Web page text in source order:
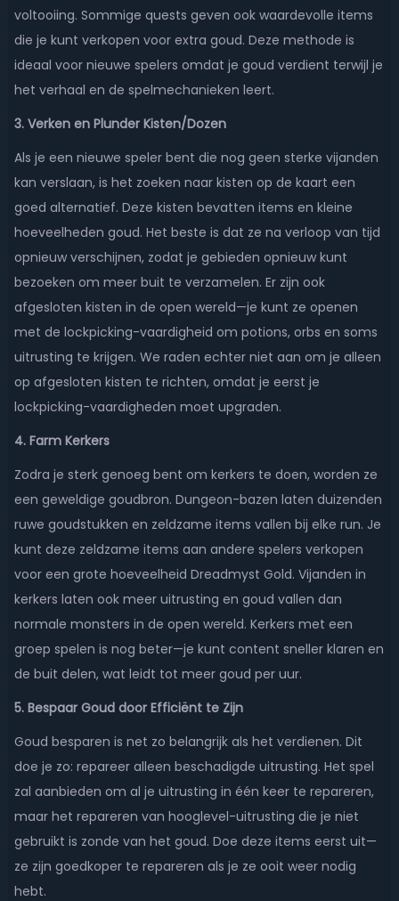
voltooiing. Sommige quests geven ook waardevolle items
die je kunt verkopen voor extra goud. Deze methode is
ideaal voor nieuwe spelers omdat je goud verdient terwijl je
het verhaal en de spelmechanieken leert.
3. Verken en Plunder Kisten/Dozen
Als je een nieuwe speler bent die nog geen sterke vijanden
kan verslaan, is het zoeken naar kisten op de kaart een
goed alternatief. Deze kisten bevatten items en kleine
hoeveelheden goud. Het beste is dat ze na verloop van tijd
opnieuw verschijnen, zodat je gebieden opnieuw kunt
bezoeken om meer buit te verzamelen. Er zijn ook
afgesloten kisten in de open wereld—je kunt ze openen
met de lockpicking-vaardigheid om potions, orbs en soms
uitrusting te krijgen. We raden echter niet aan om je alleen
op afgesloten kisten te richten, omdat je eerst je
lockpicking-vaardigheden moet upgraden.
4. Farm Kerkers
Zodra je sterk genoeg bent om kerkers te doen, worden ze
een geweldige goudbron. Dungeon-bazen laten duizenden
ruwe goudstukken en zeldzame items vallen bij elke run. Je
kunt deze zeldzame items aan andere spelers verkopen
voor een grote hoeveelheid Dreadmyst Gold. Vijanden in
kerkers laten ook meer uitrusting en goud vallen dan
normale monsters in de open wereld. Kerkers met een
groep spelen is nog beter—je kunt content sneller klaren en
de buit delen, wat leidt tot meer goud per uur.
5. Bespaar Goud door Efficiënt te Zijn
Goud besparen is net zo belangrijk als het verdienen. Dit
doe je zo: repareer alleen beschadigde uitrusting. Het spel
zal aanbieden om al je uitrusting in één keer te repareren,
maar het repareren van hooglevel-uitrusting die je niet
gebruikt is zonde van het goud. Doe deze items eerst uit—
ze zijn goedkoper te repareren als je ze ooit weer nodig
hebt.